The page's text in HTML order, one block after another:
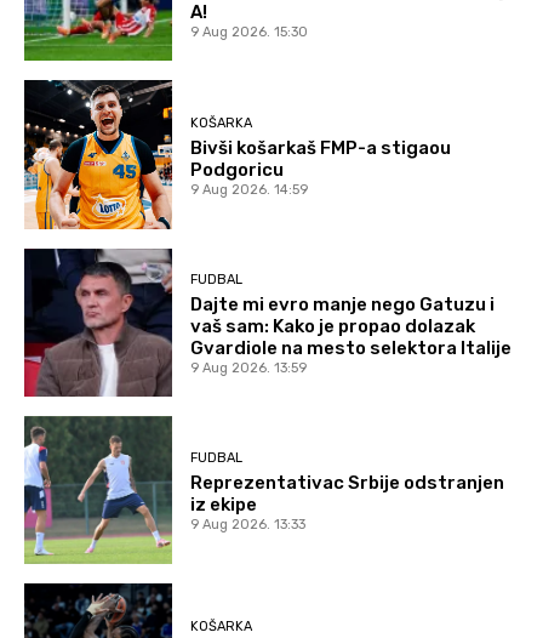
A!
9 Aug 2026. 15:30
KOŠARKA
Bivši košarkaš FMP-a stigaou
Podgoricu
9 Aug 2026. 14:59
FUDBAL
Dajte mi evro manje nego Gatuzu i
vaš sam: Kako je propao dolazak
Gvardiole na mesto selektora Italije
9 Aug 2026. 13:59
FUDBAL
Reprezentativac Srbije odstranjen
iz ekipe
9 Aug 2026. 13:33
KOŠARKA